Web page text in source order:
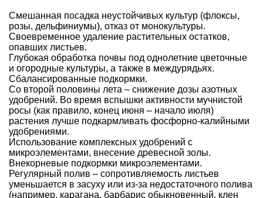
Смешанная посадка неустойчивых культур (флоксы,
розы, дельфиниумы), отказ от монокультуры.
Своевременное удаление растительных остатков,
опавших листьев.
Глубокая обработка почвы под однолетние цветочные
и огородные культуры, а также в междурядьях.
Сбалансированные подкормки.
Со второй половины лета – снижение дозы азотных
удобрений. Во время вспышки активности мучнистой
росы (как правило, конец июня – начало июля)
растения лучше подкармливать фосфорно-калийными
удобрениями.
Использование комплексных удобрений с
микроэлементами, внесение древесной золы.
Внекорневые подкормки микроэлементами.
Регулярный полив – сопротивляемость листьев
уменьшается в засуху или из-за недостаточного полива
(например, карагана, барбарис обыкновенный, клен